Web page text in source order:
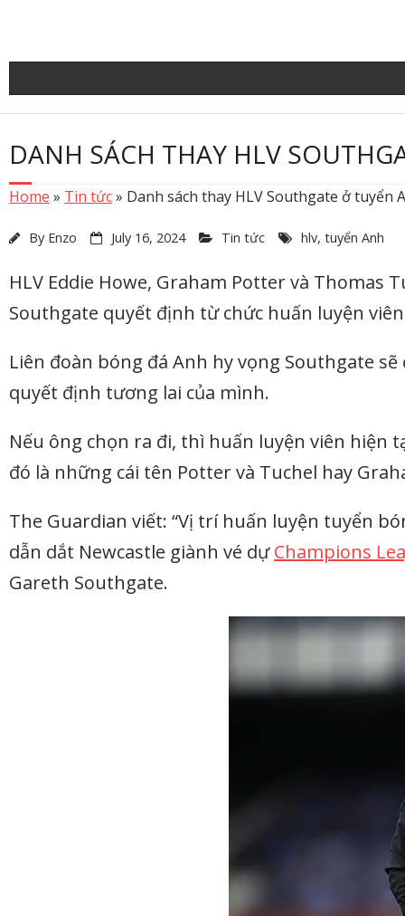
content
DANH SÁCH THAY HLV
Home » Tin tức» Danh sách thay HLV Southgate ở tuyển
By Enzo July 16, 2024 Tin tức hlv, tuyển Anh
HLV Eddie Howe, Graham Potter và
Southgate quyết định từ chức huấn luyện
Liên đoàn bóng đá Anh hy vọng Southgate
quyết định tương lai của mình.
Nếu ông chọn ra đi, thì huấn luyện viên hiện
đó là những cái tên Potter và Tuchel hay
The Guardian viết: “Vị trí huấn luyện tuyển
dẫn dắt Newcastle giành vé dựChampions
Gareth Southgate.